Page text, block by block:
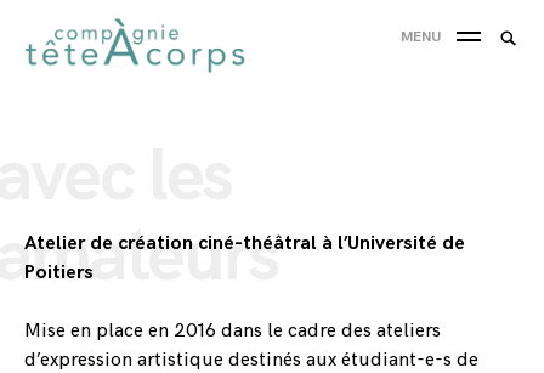
Skip
to
MENU
Atelier de création ciné-théâtral à l’Université de
Poitiers
Mise en place en 2016 dans le cadre des ateliers
d’expression artistique destinés aux étudiant-e-s de